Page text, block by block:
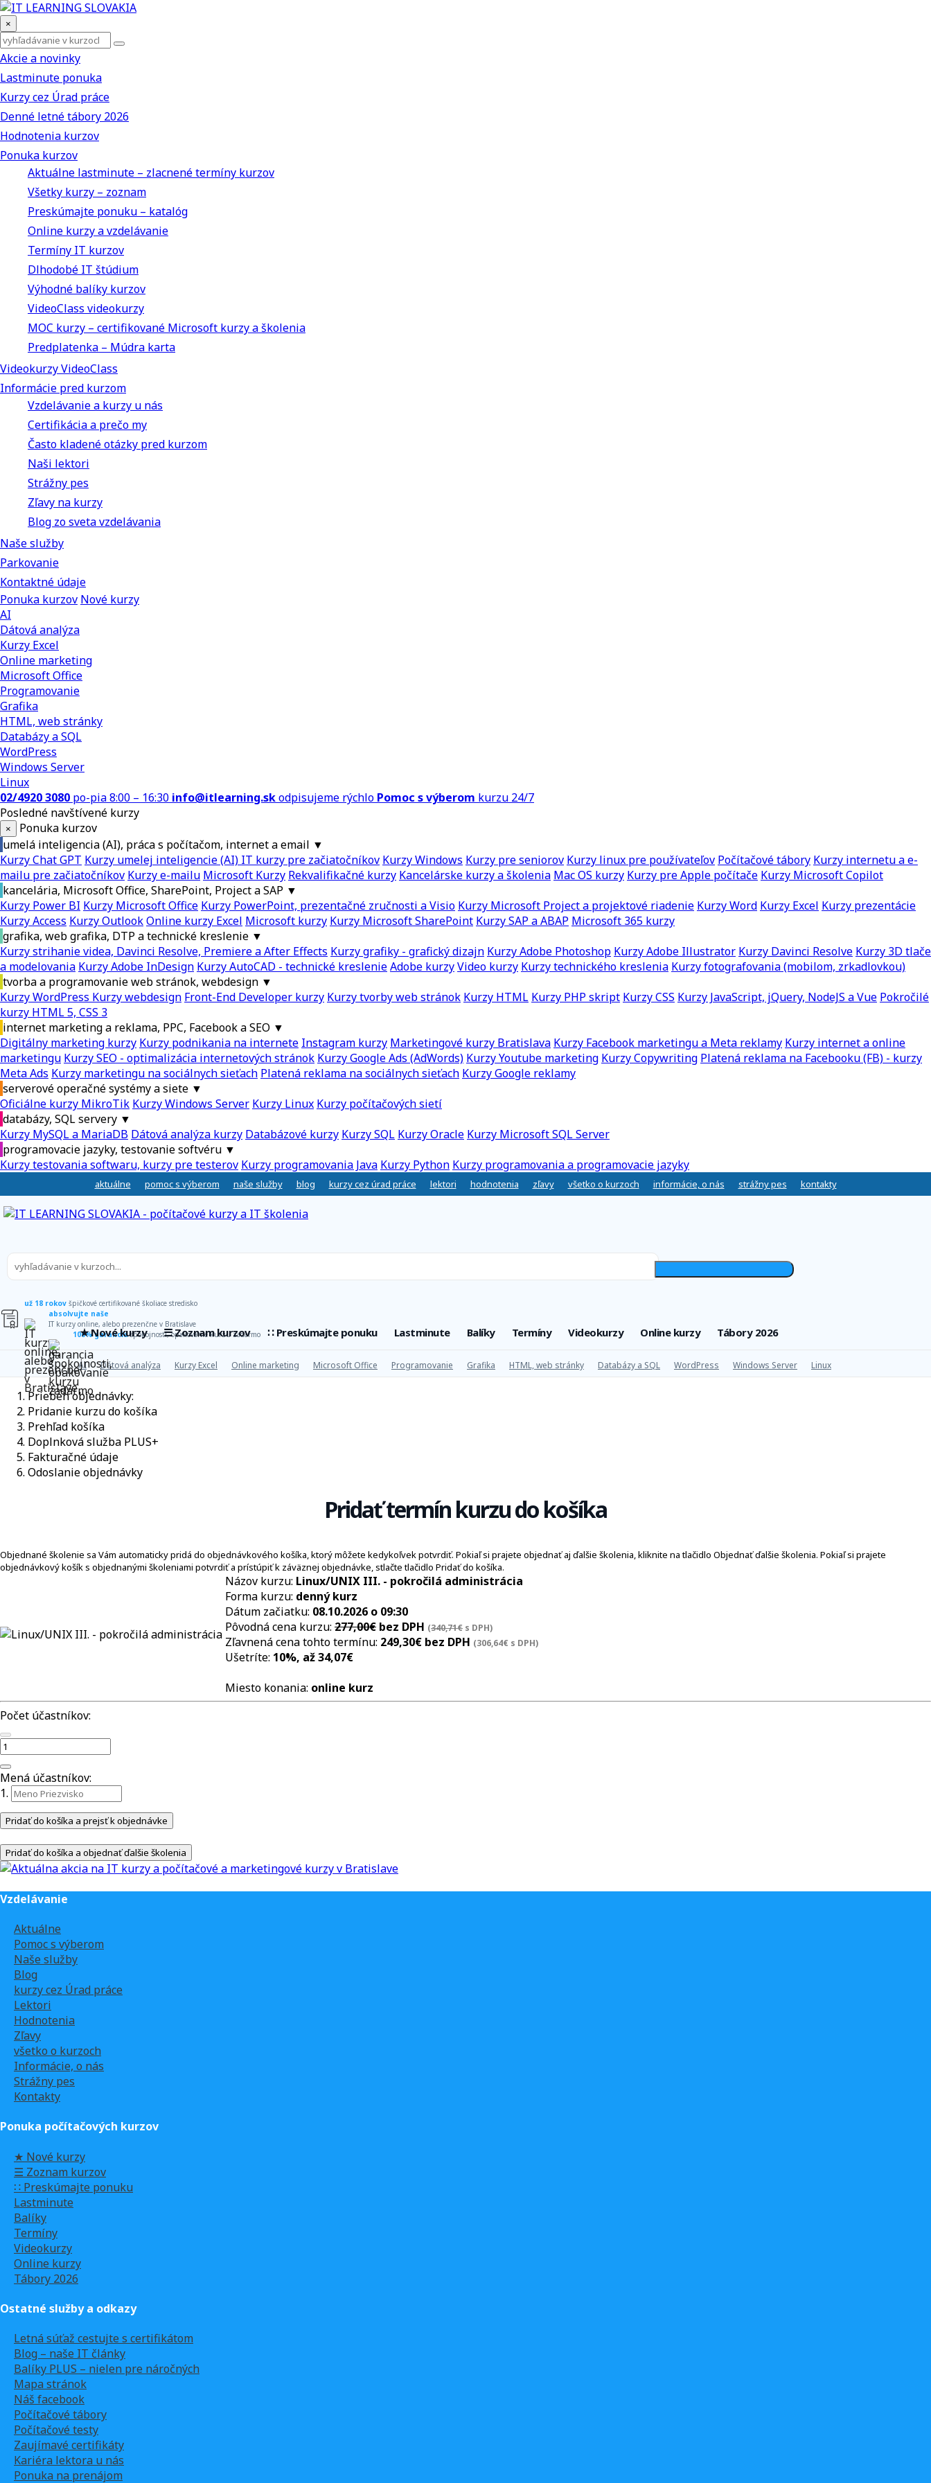
×
Akcie a novinky
Lastminute ponuka
Kurzy cez Úrad práce
Denné letné tábory 2026
Hodnotenia kurzov
Ponuka kurzov
Aktuálne lastminute – zlacnené termíny kurzov
Všetky kurzy – zoznam
Preskúmajte ponuku – katalóg
Online kurzy a vzdelávanie
Termíny IT kurzov
Dlhodobé IT štúdium
Výhodné balíky kurzov
VideoClass videokurzy
MOC kurzy – certifikované Microsoft kurzy a školenia
Predplatenka – Múdra karta
Videokurzy VideoClass
Informácie pred kurzom
Vzdelávanie a kurzy u nás
Certifikácia a prečo my
Často kladené otázky pred kurzom
Naši lektori
Strážny pes
Zľavy na kurzy
Blog zo sveta vzdelávania
Naše služby
Parkovanie
Kontaktné údaje
Ponuka kurzov Nové kurzy
AI
Dátová analýza
Kurzy Excel
Online marketing
Microsoft Office
Programovanie
Grafika
HTML, web stránky
Databázy a SQL
WordPress
Windows Server
Linux
02/4920 3080 po-pia 8:00 – 16:30 info@itlearning.skodpisujeme rýchlo Pomoc s výberom kurzu 24/7
Posledné navštívené kurzy
×
Ponuka kurzov
umelá inteligencia (AI), práca s počítačom, internet a email ▼
Kurzy Chat GPT Kurzy umelej inteligencie (AI) IT kurzy pre začiatočníkov Kurzy Windows Kurzy pre seniorov Kurzy linux pre používateľov Počítačové tábory Kurzy internetu a e-
mailu pre začiatočníkov Kurzy e-mailu Microsoft Kurzy Rekvalifikačné kurzy Kancelárske kurzy a školenia Mac OS kurzy Kurzy pre Apple počítače Kurzy Microsoft Copilot
kancelária, Microsoft Office, SharePoint, Project a SAP ▼
Kurzy Power BI Kurzy Microsoft Office Kurzy PowerPoint, prezentačné zručnosti a Visio Kurzy Microsoft Project a projektové riadenie Kurzy Word Kurzy Excel Kurzy prezentácie
Kurzy Access Kurzy OutlookOnline kurzy Excel Microsoft kurzy Kurzy Microsoft SharePoint Kurzy SAP a ABAP Microsoft 365 kurzy
grafika, web grafika, DTP a technické kreslenie ▼
Kurzy strihanie videa, Davinci Resolve, Premiere a After Effects Kurzy grafiky - grafický dizajn Kurzy Adobe Photoshop Kurzy Adobe Illustrator Kurzy Davinci Resolve Kurzy 3D tlače
a modelovania Kurzy Adobe InDesign Kurzy AutoCAD - technické kreslenieAdobe kurzyVideo kurzy Kurzy technického kreslenia Kurzy fotografovania (mobilom, zrkadlovkou)
tvorba a programovanie web stránok, webdesign ▼
Kurzy WordPress Kurzy webdesign Front-End Developer kurzy Kurzy tvorby web stránok Kurzy HTML Kurzy PHP skript Kurzy CSS Kurzy JavaScript, jQuery, NodeJS a Vue Pokročilé
kurzy HTML 5, CSS 3
internet marketing a reklama, PPC, Facebook a SEO ▼
Digitálny marketing kurzy Kurzy podnikania na internete Instagram kurzy Marketingové kurzy Bratislava Kurzy Facebook marketingu a Meta reklamy Kurzy internet a online
marketingu Kurzy SEO - optimalizácia internetových stránok Kurzy Google Ads (AdWords) Kurzy Youtube marketing Kurzy Copywriting Platená reklama na Facebooku (FB) - kurzy
Meta Ads Kurzy marketingu na sociálnych sieťach Platená reklama na sociálnych sieťach Kurzy Google reklamy
serverové operačné systémy a siete ▼
Oficiálne kurzy MikroTik Kurzy Windows Server Kurzy Linux Kurzy počítačových sietí
databázy, SQL servery ▼
Kurzy MySQL a MariaDB Dátová analýza kurzy Databázové kurzy Kurzy SQL Kurzy Oracle Kurzy Microsoft SQL Server
programovacie jazyky, testovanie softvéru ▼
Kurzy testovania softwaru, kurzy pre testerov Kurzy programovania Java Kurzy Python Kurzy programovania a programovacie jazyky
aktuálne pomoc s výberom naše služby blog kurzy cez úrad práce lektori hodnotenia zľavy všetko o kurzoch informácie, o nás strážny pes kontakty
už 18 rokov špičkové certifikované školiace stredisko
absolvujte naše
IT kurzy online, alebo prezenčne v Bratislave
100% garanciaspokojnosti, opakovanie kurzu zadarmo
★ Nové kurzy ☰ Zoznam kurzov ∷ Preskúmajte ponuku Lastminute Balíky Termíny Videokurzy Online kurzy Tábory 2026
AI Dátová analýza Kurzy Excel Online marketing Microsoft Office Programovanie Grafika HTML, web stránky Databázy a SQL WordPress Windows Server Linux
Priebeh objednávky:
Pridanie kurzu do košíka
Prehľad košíka
Doplnková služba PLUS+
Fakturačné údaje
Odoslanie objednávky
Pridať termín kurzu do košíka
Objednané školenie sa Vám automaticky pridá do objednávkového košíka, ktorý môžete kedykoľvek potvrdiť. Pokiaľ si prajete objednať aj ďalšie školenia, kliknite na tlačidlo Objednať ďalšie školenia. Pokiaľ si prajete
objednávkový košík s objednanými školeniami potvrdiť a prístúpiť k záväznej objednávke, stlačte tlačidlo Pridať do košíka.
Názov kurzu: Linux/UNIX III. - pokročilá administrácia
Forma kurzu: denný kurz
Dátum začiatku: 08.10.2026 o 09:30
Pôvodná cena kurzu: 277,00€ bez DPH (340,71€ s DPH)
Zľavnená cena tohto termínu: 249,30€ bez DPH (306,64€ s DPH)
Ušetríte: 10%, až 34,07€
Miesto konania: online kurz
Počet účastníkov:
Mená účastníkov:
1.
Pridať do košíka a prejsť k objednávke
Pridať do košíka a objednať ďalšie školenia
Vzdelávanie
Aktuálne
Pomoc s výberom
Naše služby
Blog
kurzy cez Úrad práce
Lektori
Hodnotenia
Zľavy
všetko o kurzoch
Informácie, o nás
Strážny pes
Kontakty
Ponuka počítačových kurzov
★ Nové kurzy
☰ Zoznam kurzov
∷ Preskúmajte ponuku
Lastminute
Balíky
Termíny
Videokurzy
Online kurzy
Tábory 2026
Ostatné služby a odkazy
Letná súťaž cestujte s certifikátom
Blog – naše IT články
Balíky PLUS – nielen pre náročných
Mapa stránok
Náš facebook
Počítačové tábory
Počítačové testy
Zaujímavé certifikáty
Kariéra lektora u nás
Ponuka na prenájom